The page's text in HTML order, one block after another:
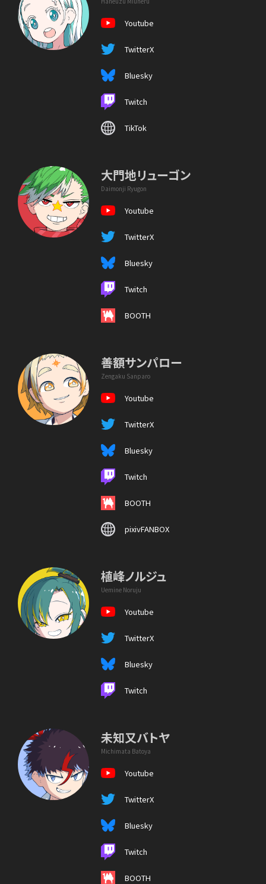
Youtube
TwitterX
Bluesky
Twitch
TikTok
大門地リューゴン
Daimonji Ryugon
Youtube
TwitterX
Bluesky
Twitch
BOOTH
善額サンパロー
Zengaku Sanparo
Youtube
TwitterX
Bluesky
Twitch
BOOTH
pixivFANBOX
植峰ノルジュ
Uemine Noruju
Youtube
TwitterX
Bluesky
Twitch
未知又バトヤ
Michimata Batoya
Youtube
TwitterX
Bluesky
Twitch
BOOTH